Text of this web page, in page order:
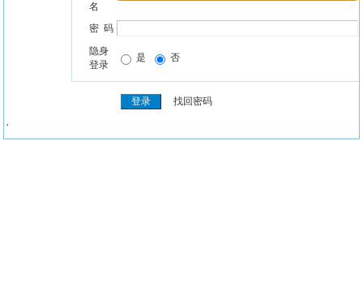
名
密 码
隐身
登录
是 否
找回密码
'